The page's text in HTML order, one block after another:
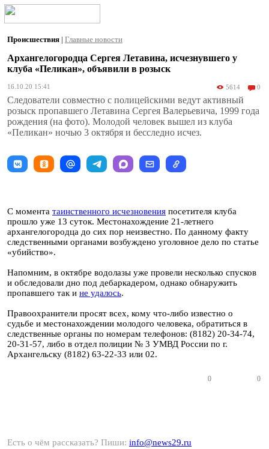
Происшествия | Главные новости
Архангелогородца Сергея Летавина, исчезнувшего у
клуба «Пеликан», объявили в розыск
16.10.20 15:41 5614 0
Следователи совместно с полицейскими ведут активный
розыск пропавшего Летавина Сергея Валерьевича, 1999 года
рождения (на фото). Молодой человек вышел из клуба
«Пеликан» ночью 3 октября и бесследно исчез.
С момента таинственного исчезновения посетителя клуба
прошло уже 13 суток. Местонахождение 21-летнего
архангелогородца до сих пор неизвестно. По данному факту
следственными органами возбуждено уголовное дело по статье
«убийство».
Напомним, в октябре водолазы уже провели несколько спусков
и обследовали дно под дебаркадером, однако обнаружить
пропавшего так и не удалось.
Правоохранители просят всех, кому что-либо известно о
судьбе и местонахождении молодого человека, обратиться в
следственные органы по номерам телефонов: (8182) 20-34-74,
20-31-57, либо в отдел полиции № 3 УМВД России по г.
Архангельску (8182) 63-22-33 или 02.
0 0
Есть о чём рассказать? Пиши: info@news29.ru